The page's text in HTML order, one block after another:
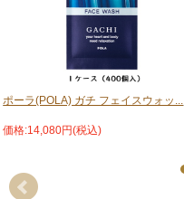
ポーラ(POLA) ガチ フェイスウォッ...
価格:14,080円(税込)